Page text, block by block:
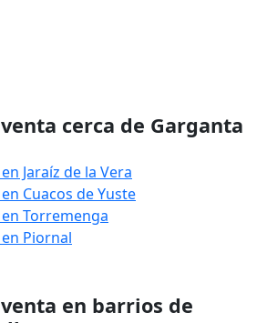
cerca de Garganta
Jaraíz de la Vera
Cuacos de Yuste
Torremenga
Piornal
en barrios de